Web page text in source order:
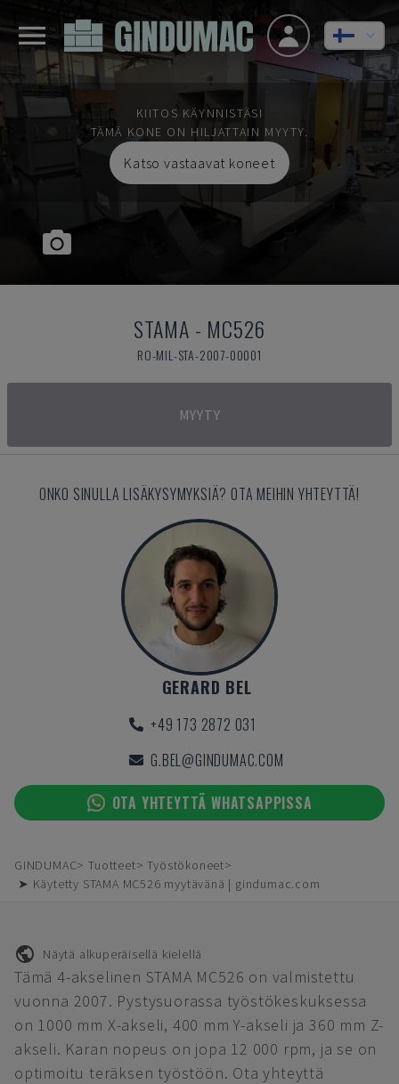
KIITOS KÄYNNISTÄSI
TÄMÄ KONE ON HILJATTAIN MYYTY.
Katso vastaavat koneet
STAMA - MC526
RO-MIL-STA-2007-00001
MYYTY
ONKO SINULLA LISÄKYSYMYKSIÄ? OTA MEIHIN YHTEYTTÄ!
GERARD BEL
+49 173 2872 031
G.BEL@GINDUMAC.COM
OTA YHTEYTTÄ WHATSAPPISSA
GINDUMAC Tuotteet
Työstökoneet
➤ Käytetty STAMA MC526 myytävänä | gindumac.com
Näytä alkuperäisellä kielellä
Tämä 4-akselinen STAMA MC526 on valmistettu
vuonna 2007. Pystysuorassa työstökeskuksessa
on 1000 mm X-akseli, 400 mm Y-akseli ja 360 mm Z-
akseli. Karan nopeus on jopa 12 000 rpm, ja se on
optimoitu teräksen työstöön. Ota yhteyttä